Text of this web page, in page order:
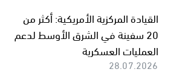
القيادة المركزية الأمريكية: أكثر من
20 سفينة في الشرق الأوسط لدعم
العمليات العسكرية
28.07.2026